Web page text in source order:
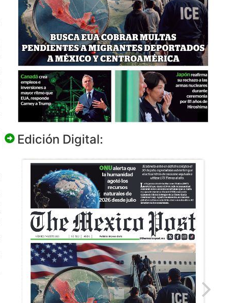
Edición Digital: